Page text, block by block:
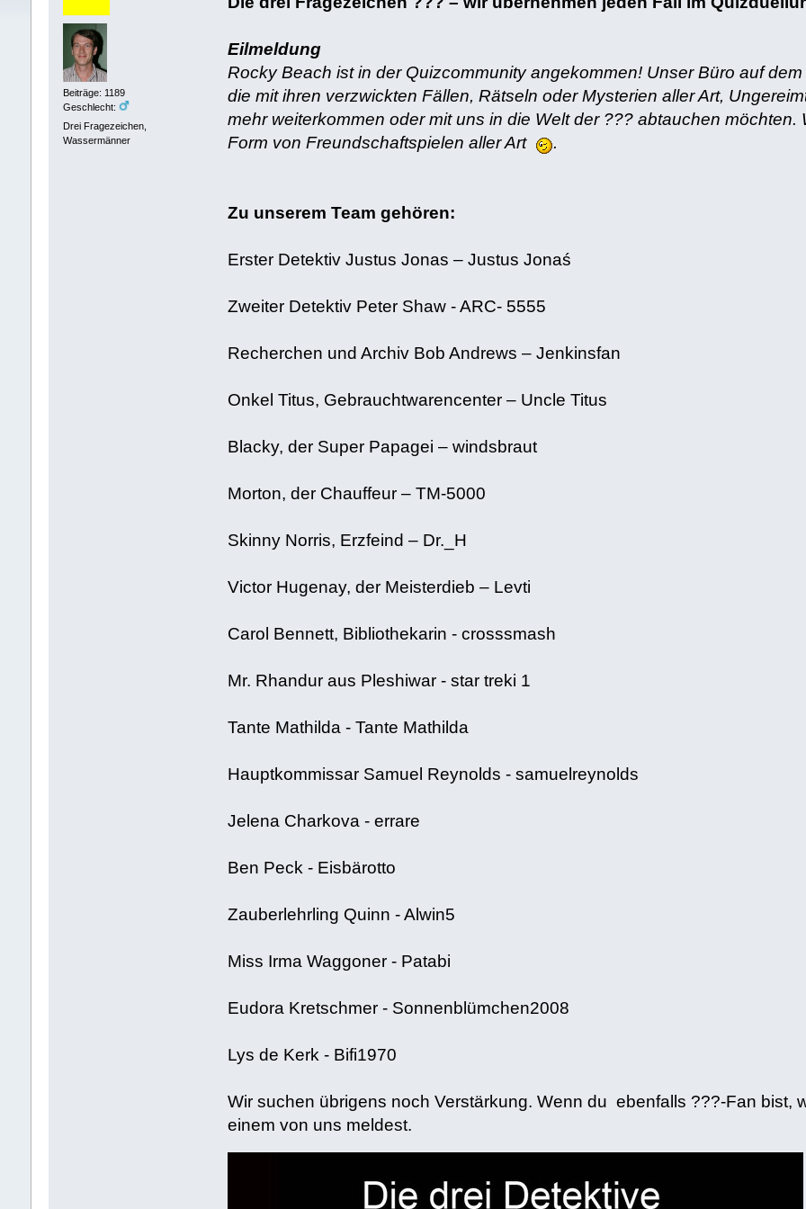
Beiträge: 1189
Geschlecht:
Drei Fragezeichen,
Wassermänner
Eilmeldung
Rocky Beach ist in der Quizcommunity angekommen! Unser Büro auf
die mit ihren verzwickten Fällen, Rätseln oder Mysterien aller Art,
mehr weiterkommen oder mit uns in die Welt der ??? abtauchen
Form von Freundschaftspielen aller Art
.
Zu unserem Team gehören:
Erster Detektiv Justus Jonas – Justus Jonaś
Zweiter Detektiv Peter Shaw - ARC- 5555
Recherchen und Archiv Bob Andrews – Jenkinsfan
Onkel Titus, Gebrauchtwarencenter – Uncle Titus
Blacky, der Super Papagei – windsbraut
Morton, der Chauffeur – TM-5000
Skinny Norris, Erzfeind – Dr._H
Victor Hugenay, der Meisterdieb – Levti
Carol Bennett, Bibliothekarin - crosssmash
Mr. Rhandur aus Pleshiwar - star treki 1
Tante Mathilda - Tante Mathilda
Hauptkommissar Samuel Reynolds - samuelreynolds
Jelena Charkova - errare
Ben Peck - Eisbärotto
Zauberlehrling Quinn - Alwin5
Miss Irma Waggoner - Patabi
Eudora Kretschmer - Sonnenblümchen2008
Lys de Kerk - Bifi1970
Wir suchen übrigens noch Verstärkung. Wenn du ebenfalls ???-Fan bist,
einem von uns meldest.